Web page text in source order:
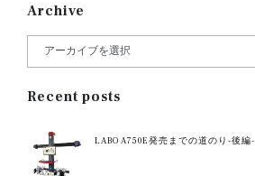
Archive
Recent posts
LABO A750E発売までの道のり-後編-